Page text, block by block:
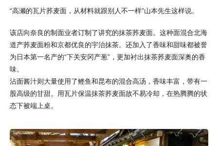
“高濑的瓦片荞麦面，从材料就跟别人不一样”山本先生这样说。
该店向奈良的制面业者订制了讲究的抹茶荞麦面。这种面混合北海
道产荞麦面粉和京都优良的宇治抹茶。还加入了香味和甜味都被誉
为日本第一名产的“下关安冈产葱”，更加衬出抹茶荞麦面深奥的香
味。
沾面酱汁则大量使用了鲣鱼和昆布的混合高汤，香味丰富，带有一
股高级的甘甜。用瓦片保温抹茶荞麦面故不易冷却，在热腾腾的状
态下被端上桌。